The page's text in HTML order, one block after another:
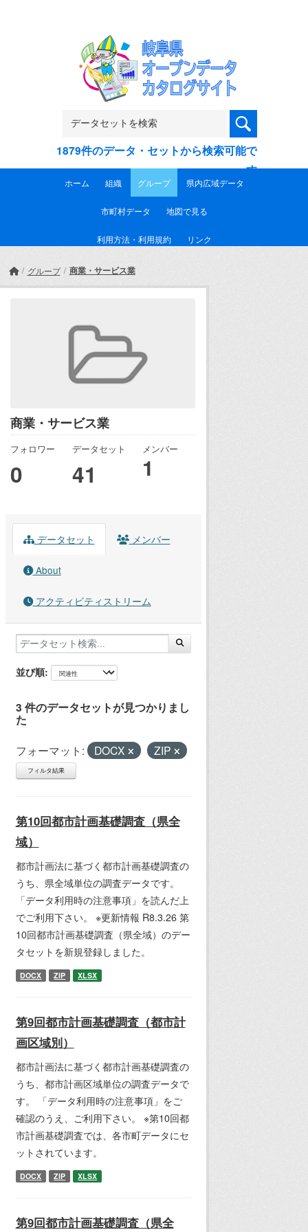
1879件のデータ・セットから検索可能で
す
ホーム 組織 グループ 県内広域データ
市町村データ 地図で見る
利用方法・利用規約 リンク
グループ 商業・サービス業
商業・サービス業
フォロワー
0
データセット
41
メンバー
1
データセット メンバー
About
アクティビティストリーム
並び順
3 件のデータセットが見つかりまし
た
フォーマット: DOCX ZIP
フィルタ結果
第10回都市計画基礎調査（県全
域）
都市計画法に基づく都市計画基礎調査の
うち、県全域単位の調査データです。
「データ利用時の注意事項」を読んだ上
でご利用下さい。 ※更新情報 R8.3.26 第
10回都市計画基礎調査（県全域）のデー
タセットを新規登録しました。
DOCX ZIP XLSX
第9回都市計画基礎調査（都市計
画区域別）
都市計画法に基づく都市計画基礎調査の
うち、都市計画区域単位の調査データで
す。 「データ利用時の注意事項」をご
確認のうえ、ご利用下さい。 ※第10回都
市計画基礎調査では、各市町データにセ
ットされています。
DOCX ZIP XLSX
第9回都市計画基礎調査（県全